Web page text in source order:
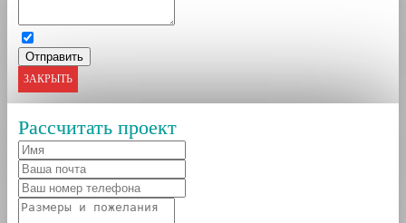
ЗАКРЫТЬ
Рассчитать проект